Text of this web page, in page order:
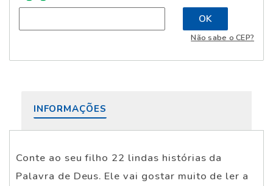
Não sabe o CEP?
INFORMAÇÕES
Conte ao seu filho 22 lindas histórias da
Palavra de Deus. Ele vai gostar muito de ler a